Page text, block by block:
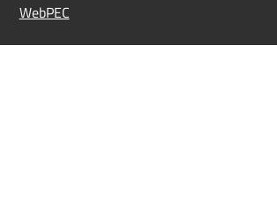
WebPEC